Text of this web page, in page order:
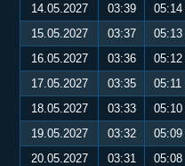
14.05.2027
03:39 05:14
15.05.2027
03:37 05:13
16.05.2027
03:36 05:12
17.05.2027
03:35 05:11
18.05.2027
03:33 05:10
19.05.2027
03:32 05:09
20.05.2027
03:31 05:08